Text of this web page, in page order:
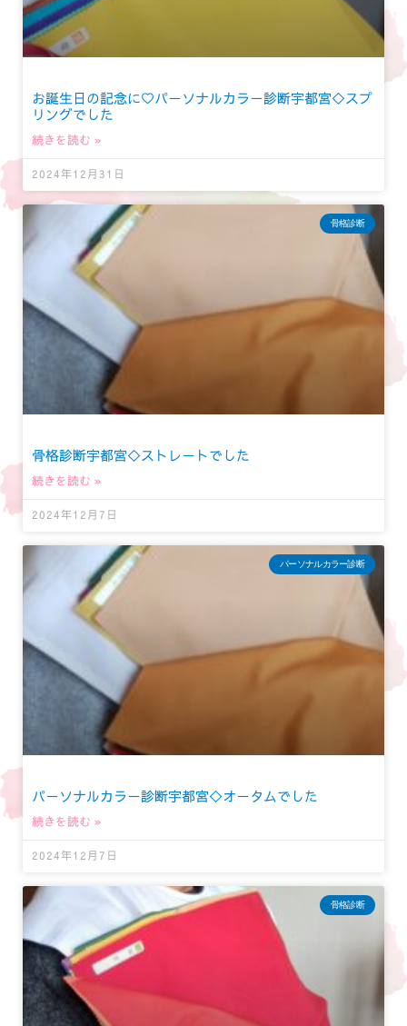
お誕生日の記念に♡パーソナルカラー診断宇都宮◇スプ
リングでした
続きを読む »
2024年12月31日
骨格診断
骨格診断宇都宮◇ストレートでした
続きを読む »
2024年12月7日
パーソナルカラー診断
パーソナルカラー診断宇都宮◇オータムでした
続きを読む »
2024年12月7日
骨格診断